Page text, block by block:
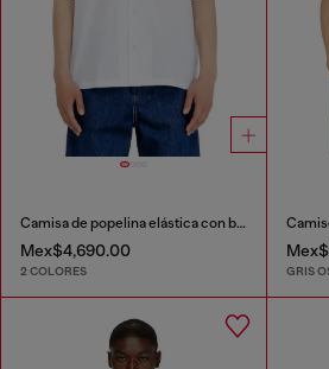
Camisa de popelina elástica con bordado Oval D
Mex$4,690.00
2 COLORES GRIS